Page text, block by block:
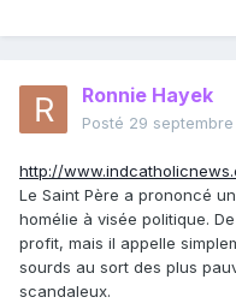
Ronnie Hayek
Posté 29
http://
Le Saint Père a prononcé
homélie à visée politique.
profit, mais il appelle
sourds au sort des plus
scandaleux.